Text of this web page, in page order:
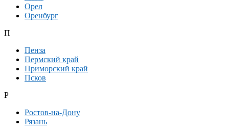
Орел
Оренбург
П
Пенза
Пермский край
Приморский край
Псков
Р
Ростов-на-Дону
Рязань